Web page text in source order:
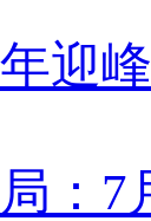
迎
：7